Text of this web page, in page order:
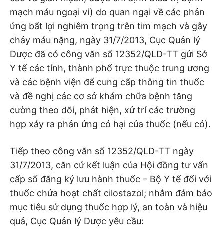
mạch máu ngoại vi) do quan ngại về các phản
ứng bất lợi nghiêm trọng trên tim mạch và gây
chảy máu nặng, ngày 31/7/2013, Cục Quản lý
Dược đã có công văn số 12352/QLD-TT gửi Sở
Y tế các tỉnh, thành phố trực thuộc trung ương
và các bệnh viện để cung cấp thông tin thuốc
và đề nghị các cơ sở khám chữa bệnh tăng
cường theo dõi, phát hiện, xử trí các trường
hợp xảy ra phản ứng có hại của thuốc (nếu có).
Tiếp theo công văn số 12352/QLD-TT ngày
31/7/2013, căn cứ kết luận của Hội đồng tư vấn
cấp số đăng ký lưu hành thuốc – Bộ Y tế đối với
thuốc chứa hoạt chất cilostazol; nhằm đảm bảo
mục tiêu sử dụng thuốc hợp lý, an toàn và hiệu
quả, Cục Quản lý Dược yêu cầu: